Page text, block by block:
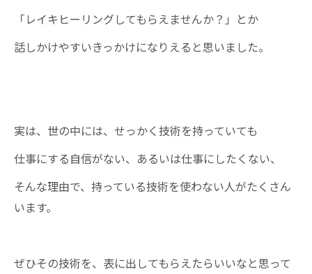
「レイキヒーリングしてもらえませんか？」とか
話しかけやすいきっかけになりえると思いました。
実は、世の中には、せっかく技術を持っていても
仕事にする自信がない、あるいは仕事にしたくない、
そんな理由で、持っている技術を使わない人がたくさん
います。
ぜひその技術を、表に出してもらえたらいいなと思って